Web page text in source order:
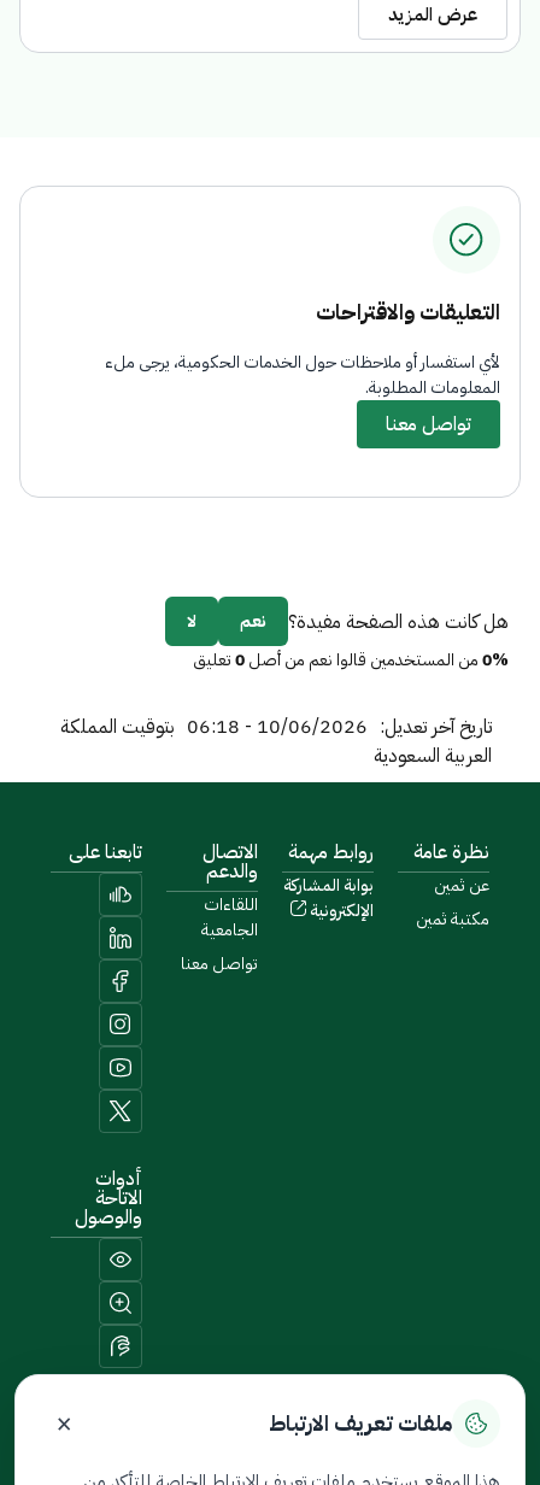
عرض المزيد
التعليقات والاقتراحات
لأي استفسار أو ملاحظات حول الخدمات الحكومية، يرجى ملء
المعلومات المطلوبة.
تواصل معنا
هل كانت هذه الصفحة مفيدة؟ نعم
لا
0%من المستخدمين قالوا نعم من أصل0تعليق
تاريخ آخر تعديل: 10/06/2026 - 06:18
بتوقيت المملكة
العربية السعودية
نظرة عامة
عن ثمين
مكتبة ثمين
روابط مهمة
بوابة المشاركة
الإلكترونية
الاتصال
والدعم
اللقاءات
الجامعية
تواصل معنا
تابعنا على
أدوات
الاتاحة
والوصول
خريطة الموقع
ملفات تعريف الارتباط ×